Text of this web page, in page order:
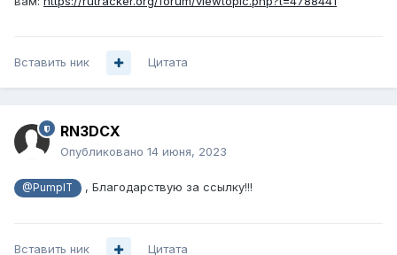
Вставить ник Цитата
RN3DCX
Опубликовано 14 июня, 2023
@PumpIT , Благодарствую за ссылку!!!
Вставить ник Цитата